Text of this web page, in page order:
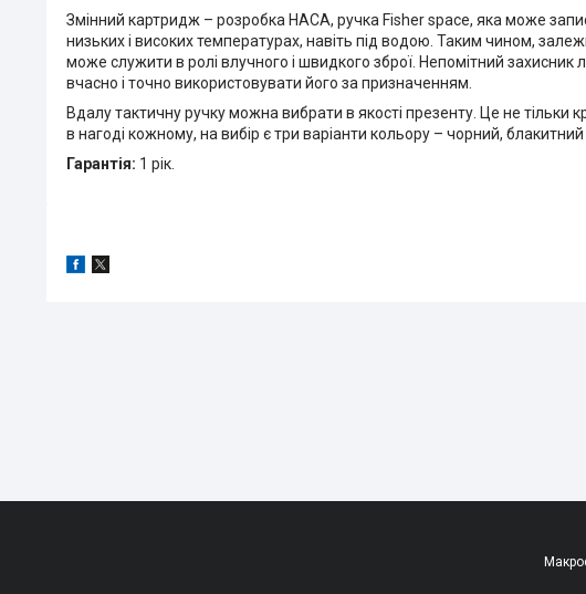
Змінний картридж – розробка НАСА, ручка Fisher space, яка може
низьких і високих температурах, навіть під водою. Таким чином,
може служити в ролі влучного і швидкого зброї. Непомітний захисник
вчасно і точно використовувати його за призначенням.
Вдалу тактичну ручку можна вибрати в якості презенту. Це не
в нагоді кожному, на вибір є три варіанти кольору – чорний,
Гарантія: 1 рік.